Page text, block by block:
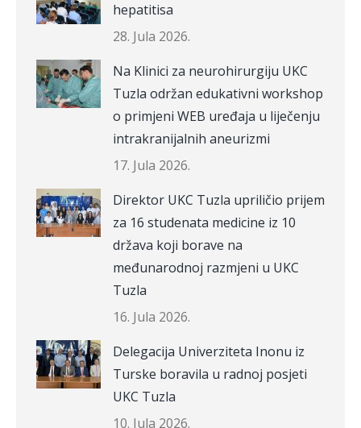
hepatitisa
28. Jula 2026.
Na Klinici za neurohirurgiju UKC
Tuzla održan edukativni workshop
o primjeni WEB uređaja u liječenju
intrakranijalnih aneurizmi
17. Jula 2026.
Direktor UKC Tuzla upriličio prijem
za 16 studenata medicine iz 10
država koji borave na
međunarodnoj razmjeni u UKC
Tuzla
16. Jula 2026.
Delegacija Univerziteta Inonu iz
Turske boravila u radnoj posjeti
UKC Tuzla
10. Jula 2026.